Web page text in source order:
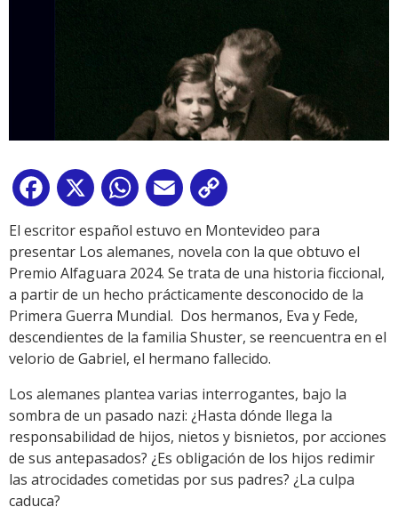
Facebook
X WhatsApp
Email
Link
El escritor español estuvo en Montevideo para
presentar Los alemanes, novela con la que obtuvo el
Premio Alfaguara 2024. Se trata de una historia ficcional,
a partir de un hecho prácticamente desconocido de la
Primera Guerra Mundial. Dos hermanos, Eva y Fede,
descendientes de la familia Shuster, se reencuentra en el
velorio de Gabriel, el hermano fallecido.
Los alemanes plantea varias interrogantes, bajo la
sombra de un pasado nazi: ¿Hasta dónde llega la
responsabilidad de hijos, nietos y bisnietos, por acciones
de sus antepasados? ¿Es obligación de los hijos redimir
las atrocidades cometidas por sus padres? ¿La culpa
caduca?